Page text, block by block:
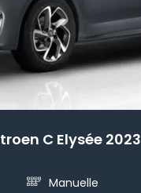
C Elysée 2023
Manuelle